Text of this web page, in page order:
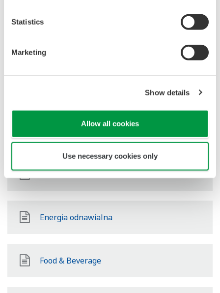
Statistics
Marketing
Show details
Allow all cookies
Use necessary cookies only
Power
Energia odnawialna
Food & Beverage